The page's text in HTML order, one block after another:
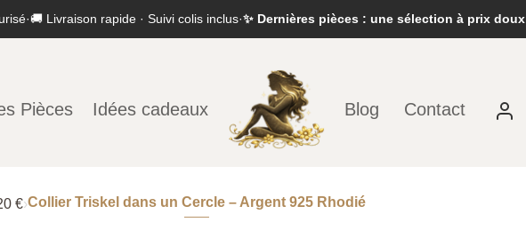
·🚚 Livraison rapide · Suivi colis inclus·✨ Dernières pièces : une sélection à prix doux
Pièces Idées cadeaux Blog Contact
€›Collier Triskel dans un Cercle – Argent 925 Rhodié